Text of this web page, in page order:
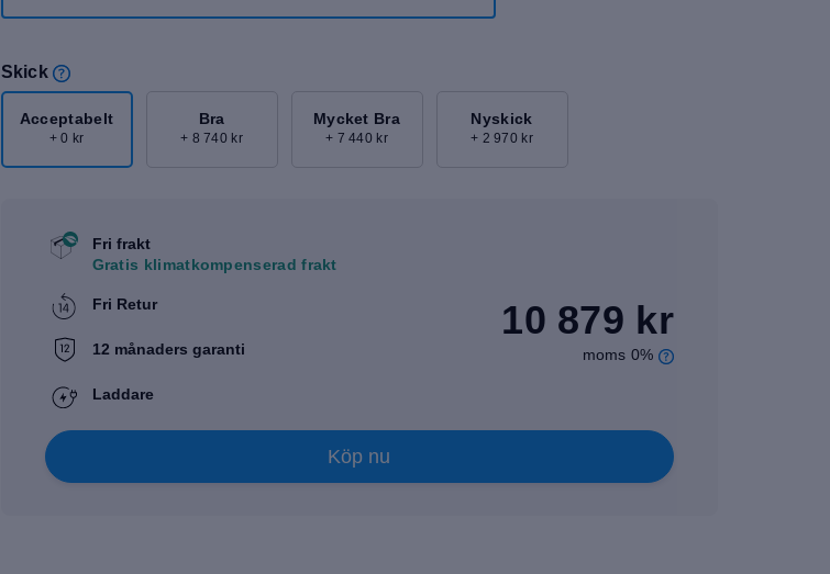
Skick
Acceptabelt
+ 0 kr
Bra
+ 8 740 kr
Mycket Bra
+ 7 440 kr
Nyskick
+ 2 970 kr
Fri frakt
Gratis klimatkompenserad frakt
Fri Retur
12 månaders garanti
Laddare
10 879 kr
moms 0%
Köp nu